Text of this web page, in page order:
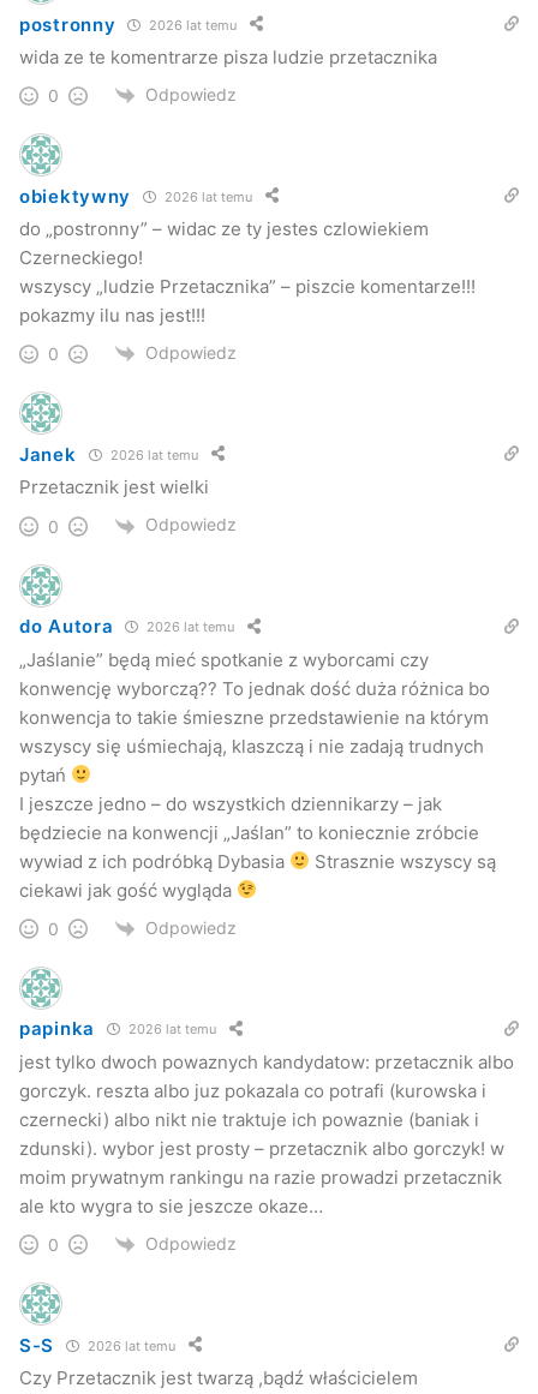
postronny 2026 lat temu
wida ze te komentrarze pisza ludzie przetacznika
0 Odpowiedz
obiektywny 2026 lat temu
do „postronny” – widac ze ty jestes czlowiekiem
Czerneckiego!
wszyscy „ludzie Przetacznika” – piszcie komentarze!!!
pokazmy ilu nas jest!!!
0 Odpowiedz
Janek 2026 lat temu
Przetacznik jest wielki
0 Odpowiedz
do Autora 2026 lat temu
„Jaślanie” będą mieć spotkanie z wyborcami czy
konwencję wyborczą?? To jednak dość duża różnica bo
konwencja to takie śmieszne przedstawienie na którym
wszyscy się uśmiechają, klaszczą i nie zadają trudnych
pytań
I jeszcze jedno – do wszystkich dziennikarzy – jak
będziecie na konwencji „Jaślan” to koniecznie zróbcie
wywiad z ich podróbką Dybasia
Strasznie wszyscy są
ciekawi jak gość wygląda
0 Odpowiedz
papinka 2026 lat temu
jest tylko dwoch powaznych kandydatow: przetacznik albo
gorczyk. reszta albo juz pokazala co potrafi (kurowska i
czernecki) albo nikt nie traktuje ich powaznie (baniak i
zdunski). wybor jest prosty – przetacznik albo gorczyk! w
moim prywatnym rankingu na razie prowadzi przetacznik
ale kto wygra to sie jeszcze okaze…
0 Odpowiedz
S-S 2026 lat temu
Czy Przetacznik jest twarzą ,bądź właścicielem